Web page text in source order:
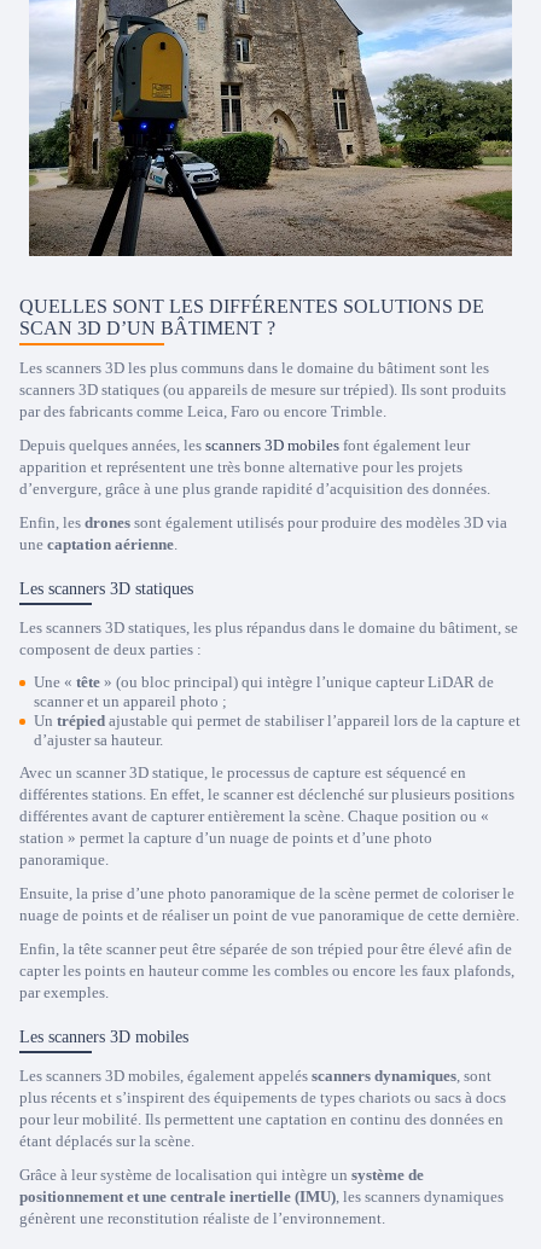
QUELLES SONT LES DIFFÉRENTES SOLUTIONS DE
SCAN 3D D’UN BÂTIMENT ?
Les scanners 3D les plus communs dans le domaine du bâtiment sont les
scanners 3D statiques (ou appareils de mesure sur trépied). Ils sont produits
par des fabricants comme Leica, Faro ou encore Trimble.
Depuis quelques années, les scanners 3D mobiles font également leur
apparition et représentent une très bonne alternative pour les projets
d’envergure, grâce à une plus grande rapidité d’acquisition des données.
Enfin, les drones sont également utilisés pour produire des modèles 3D via
une captation aérienne.
Les scanners 3D statiques
Les scanners 3D statiques, les plus répandus dans le domaine du bâtiment, se
composent de deux parties :
Une « tête » (ou bloc principal) qui intègre l’unique capteur LiDAR de
scanner et un appareil photo ;
Un trépied ajustable qui permet de stabiliser l’appareil lors de la capture et
d’ajuster sa hauteur.
Avec un scanner 3D statique, le processus de capture est séquencé en
différentes stations. En effet, le scanner est déclenché sur plusieurs positions
différentes avant de capturer entièrement la scène. Chaque position ou «
station » permet la capture d’un nuage de points et d’une photo
panoramique.
Ensuite, la prise d’une photo panoramique de la scène permet de coloriser le
nuage de points et de réaliser un point de vue panoramique de cette dernière.
Enfin, la tête scanner peut être séparée de son trépied pour être élevé afin de
capter les points en hauteur comme les combles ou encore les faux plafonds,
par exemples.
Les scanners 3D mobiles
Les scanners 3D mobiles, également appelés scanners dynamiques, sont
plus récents et s’inspirent des équipements de types chariots ou sacs à docs
pour leur mobilité. Ils permettent une captation en continu des données en
étant déplacés sur la scène.
Grâce à leur système de localisation qui intègre un système de
positionnement et une centrale inertielle (IMU), les scanners dynamiques
génèrent une reconstitution réaliste de l’environnement.